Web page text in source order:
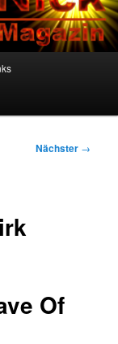
Nächster →
Of